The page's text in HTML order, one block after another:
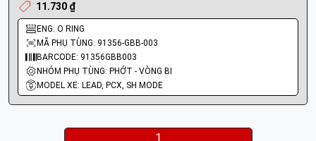
11.730 ₫
ENG: O RING
MÃ PHỤ TÙNG: 91356-GBB-003
BARCODE: 91356GBB003
NHÓM PHỤ TÙNG: PHỚT - VÒNG BI
MODEL XE: LEAD, PCX, SH MODE
1